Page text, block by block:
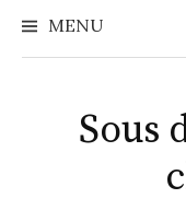
MENU
Sous